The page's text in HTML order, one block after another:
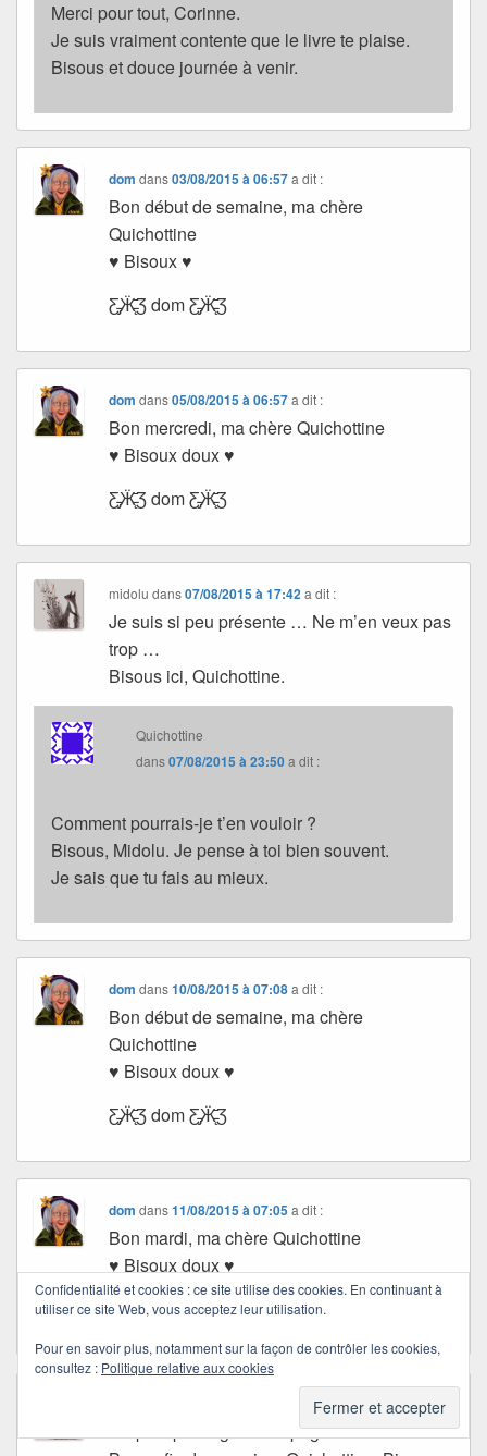
Merci pour tout, Corinne.
Je suis vraiment contente que le livre te plaise.
Bisous et douce journée à venir.
dom dans03/08/2015 à 06:57 a dit :
Bon début de semaine, ma chère
Quichottine
♥ Bisoux ♥
Ƹ̵̡Ӝ̵̨̄Ʒ dom Ƹ̵̡Ӝ̵̨̄Ʒ
dom dans05/08/2015 à 06:57 a dit :
Bon mercredi, ma chère Quichottine
♥ Bisoux doux ♥
Ƹ̵̡Ӝ̵̨̄Ʒ dom Ƹ̵̡Ӝ̵̨̄Ʒ
midolu dans07/08/2015 à 17:42 a dit :
Je suis si peu présente … Ne m’en veux pas
trop …
Bisous ici, Quichottine.
Quichottine
dans07/08/2015 à 23:50a dit :
Comment pourrais-je t’en vouloir ?
Bisous, Midolu. Je pense à toi bien souvent.
Je sais que tu fais au mieux.
dom dans10/08/2015 à 07:08 a dit :
Bon début de semaine, ma chère
Quichottine
♥ Bisoux doux ♥
Ƹ̵̡Ӝ̵̨̄Ʒ dom Ƹ̵̡Ӝ̵̨̄Ʒ
dom dans11/08/2015 à 07:05 a dit :
Bon mardi, ma chère Quichottine
♥ Bisoux doux ♥
Ƹ̵̡Ӝ̵̨̄Ʒ dom Ƹ̵̡Ӝ̵̨̄Ʒ
a dit :
Un petit passage sur la page …
Confidentialité et cookies : ce site utilise des cookies. En continuant à
utiliser ce site Web, vous acceptez leur utilisation.
Pour en savoir plus, notamment sur la façon de contrôler les cookies,
consultez : Politique relative aux cookies